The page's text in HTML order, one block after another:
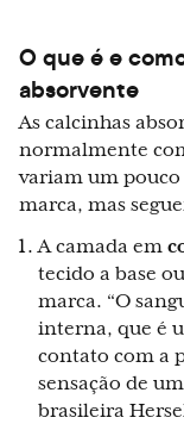
O que é e
absorvente
As calcinhas
normalmente
variam um
marca, mas
A camada em
tecido a base
marca. “O
interna, que é
contato com a
sensação de
brasileira